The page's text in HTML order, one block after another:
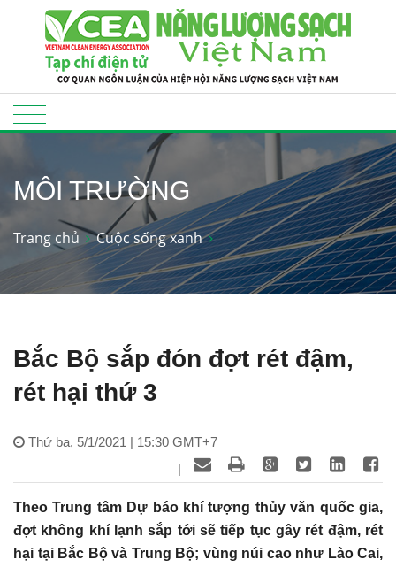
MÔI TRƯỜNG
Trang chủ Cuộc sống xanh
Bắc Bộ sắp đón đợt rét đậm,
rét hại thứ 3
Thứ ba, 5/1/2021 | 15:30 GMT+7
|
Theo Trung tâm Dự báo khí tượng thủy văn quốc gia,
đợt không khí lạnh sắp tới sẽ tiếp tục gây rét đậm, rét
hại tại Bắc Bộ và Trung Bộ; vùng núi cao như Lào Cai,